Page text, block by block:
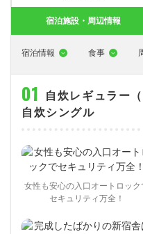
大型特殊
中型車
大型二種
中型二種
大型車+大型特殊
大型車+けん引
東海エリア
中国エリア
四国エリア
沖縄エリア
組合員特典
教習料金が安い教習所
温泉プランがある教習所
自炊ができる教習所
コープ・生協おすすめの合宿
よくある質問
入校の流れ/スケジュール
合宿免許とは
免許の行政処分と再取得につ
取り消し処分を受けた方の
免許の種類
から探す
宿泊施設・周辺情報
宿泊情報 食事
自炊レギュラー
自炊シングル
女性も安心の入口オートロック
セキュリティ万全！